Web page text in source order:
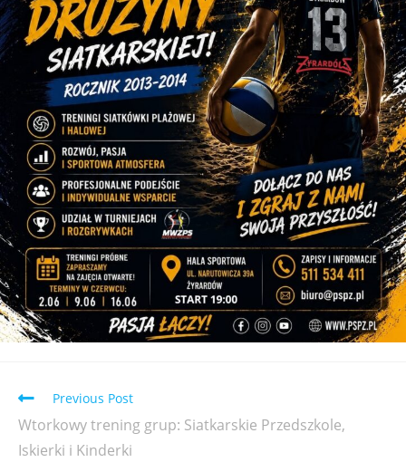
Previous Post
Wtorkowy trening grup: Siatkarskie Przedszkole,
Iskierki i Kinderki